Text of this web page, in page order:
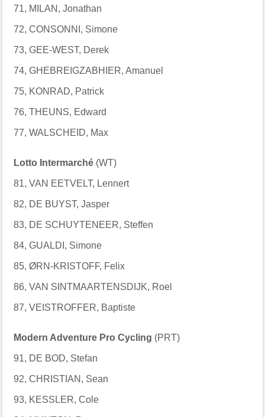
71, MILAN, Jonathan
72, CONSONNI, Simone
73, GEE-WEST, Derek
74, GHEBREIGZABHIER, Amanuel
75, KONRAD, Patrick
76, THEUNS, Edward
77, WALSCHEID, Max
Lotto Intermarché (WT)
81, VAN EETVELT, Lennert
82, DE BUYST, Jasper
83, DE SCHUYTENEER, Steffen
84, GUALDI, Simone
85, ØRN-KRISTOFF, Felix
86, VAN SINTMAARTENSDIJK, Roel
87, VEISTROFFER, Baptiste
Modern Adventure Pro Cycling (PRT)
91, DE BOD, Stefan
92, CHRISTIAN, Sean
93, KESSLER, Cole